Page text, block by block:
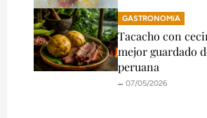
GASTRONOMíA
Tacacho con
mejor guardado
peruana
🗕️ 07/05/2026